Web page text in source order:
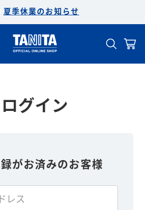
夏季休業のお知らせ
ログイン
がお済みのお客様